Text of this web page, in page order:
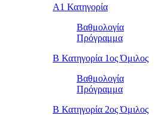
Α1 Κατηγορία
Βαθμολογία
Πρόγραμμα
Β Κατηγορία 1ος Όμιλος
Βαθμολογία
Πρόγραμμα
Β Κατηγορία 2ος Όμιλος